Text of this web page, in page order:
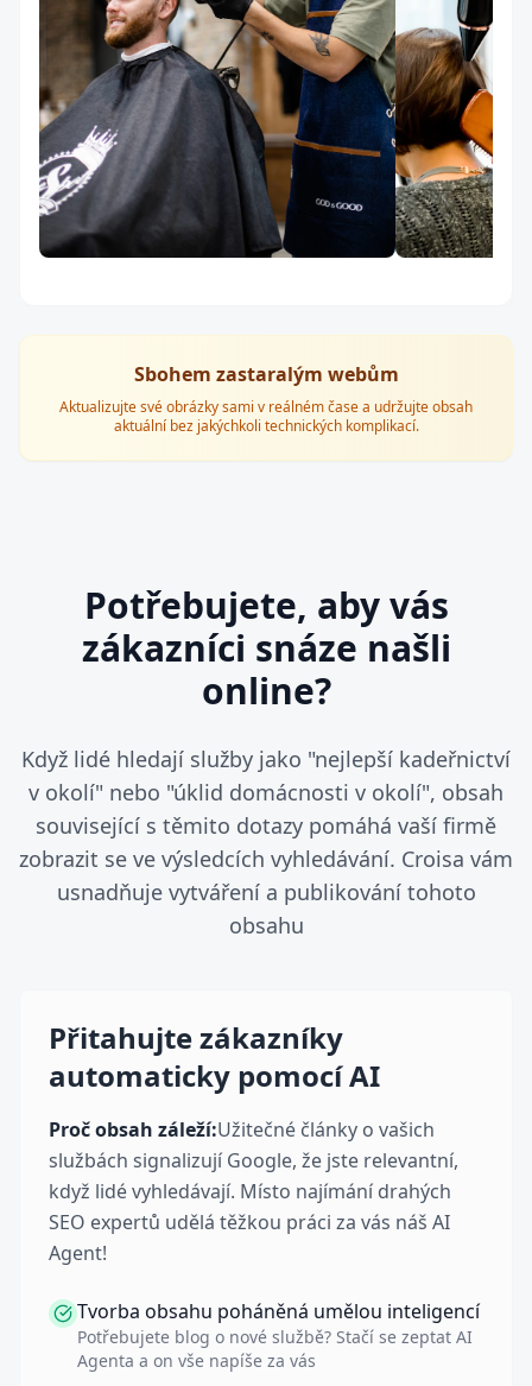
Sbohem zastaralým webům
Aktualizujte své obrázky sami v reálném čase a udržujte obsah
aktuální bez jakýchkoli technických komplikací.
Potřebujete, aby vás
zákazníci snáze našli
online?
Když lidé hledají služby jako "nejlepší kadeřnictví
v okolí" nebo "úklid domácnosti v okolí", obsah
související s těmito dotazy pomáhá vaší firmě
zobrazit se ve výsledcích vyhledávání. Croisa vám
usnadňuje vytváření a publikování tohoto
obsahu
Přitahujte zákazníky
automaticky pomocí AI
Proč obsah záleží:Užitečné články o vašich
službách signalizují Google, že jste relevantní,
když lidé vyhledávají. Místo najímání drahých
SEO expertů udělá těžkou práci za vás náš AI
Agent!
Tvorba obsahu poháněná umělou inteligencí
Potřebujete blog o nové službě? Stačí se zeptat AI
Agenta a on vše napíše za vás